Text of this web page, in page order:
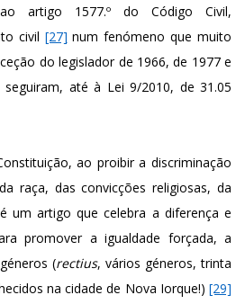
artigo 1577.º do Código Civil,
civil [27] num fenómeno que muito
do legislador de 1966, de 1977 e
até à Lei 9/2010, de 31.05
ao proibir a discriminação
raça, das convicções religiosas, da
um artigo que celebra a diferença e
promover a igualdade forçada, a
(rectius, vários géneros, trinta
na cidade de Nova Iorque!) [29]